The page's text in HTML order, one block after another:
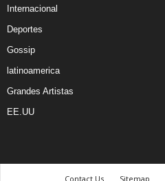
Internacional
Deportes
Gossip
latinoamerica
Grandes Artistas
EE.UU
Contact Us Sitemap